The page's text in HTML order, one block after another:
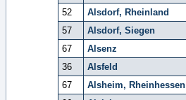
52
Alsdorf, Rheinland
57
Alsdorf, Siegen
67
Alsenz
36
Alsfeld
67
Alsheim, Rheinhessen